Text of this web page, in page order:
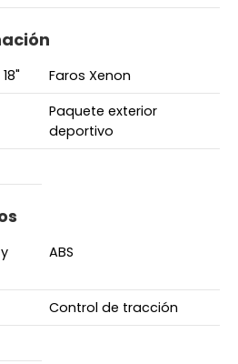
Faros Xenon
Paquete exterior
deportivo
ABS
Control de tracción